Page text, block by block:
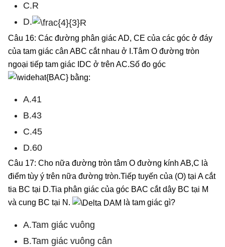
C.R
D.
Câu 16: Các đường phân giác AD, CE của các góc ở đáy
của tam giác cân ABC cắt nhau ở I.Tâm O đường tròn
ngoại tiếp tam giác IDC ở trên AC.Số đo góc
bằng:
A.41
B.43
C.45
D.60
Câu 17: Cho nữa đường tròn tâm O đường kính AB,C là
điểm tùy ý trên nữa đường tròn.Tiếp tuyến của (O) tại A cắt
tia BC tại D.Tia phân giác của góc BAC cắt dây BC tại M
và cung BC tại N.
là tam giác gì?
A.Tam giác vuông
B.Tam giác vuông cân